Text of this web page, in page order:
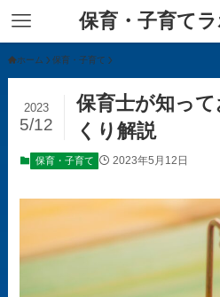
保育・子育て
ホーム 保育・子育て
保育士が知っ
くり解説
2023
5/12
保育・子育て 2023年5月12日